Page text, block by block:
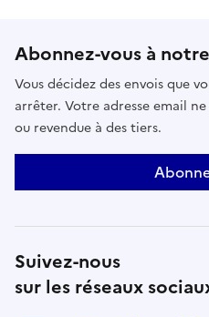
Abonnez-vous à
Vous décidez des envois que
arrêter. Votre adresse email
ou revendue à des tiers.
Suivez-nous
sur les réseaux